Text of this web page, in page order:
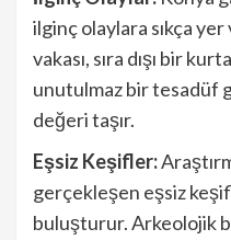
ilginç olaylara sıkça yer
vakası, sıra dışı bir
unutulmaz bir tesadüf
değeri taşır.
Eşsiz Keşifler:
gerçekleşen eşsiz
buluşturur. Arkeolojik